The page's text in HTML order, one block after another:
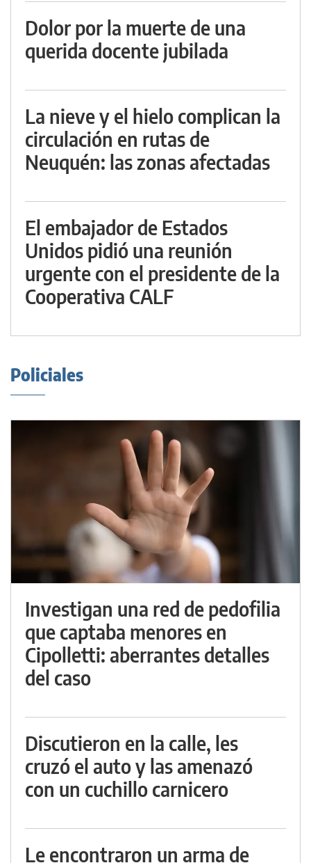
Dolor por la muerte de una
querida docente jubilada
La nieve y el hielo complican la
circulación en rutas de
Neuquén: las zonas afectadas
El embajador de Estados
Unidos pidió una reunión
urgente con el presidente de la
Cooperativa CALF
Policiales
Investigan una red de pedofilia
que captaba menores en
Cipolletti: aberrantes detalles
del caso
Discutieron en la calle, les
cruzó el auto y las amenazó
con un cuchillo carnicero
Le encontraron un arma de